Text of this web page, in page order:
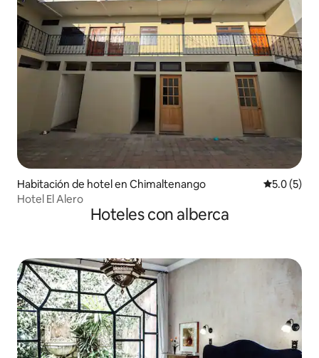
Habitación de hotel en Chimaltenango
5.0 (5)
Hotel El Alero
Hoteles con alberca